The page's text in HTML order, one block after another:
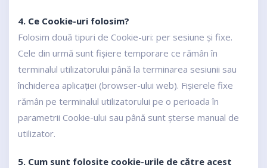
4. Ce Cookie-uri folosim?
Folosim două tipuri de Cookie-uri: per sesiune și fixe.
Cele din urmă sunt fișiere temporare ce rămân în
terminalul utilizatorului până la terminarea sesiunii sau
închiderea aplicației (browser-ului web). Fișierele fixe
rămân pe terminalul utilizatorului pe o perioada în
parametrii Cookie-ului sau până sunt șterse manual de
utilizator.
5. Cum sunt folosite cookie-urile de către acest